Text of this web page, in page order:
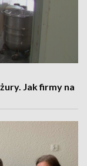
Jak firmy na